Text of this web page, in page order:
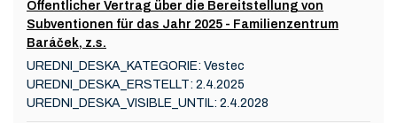
Öffentlicher Vertrag über die Bereitstellung von
Subventionen für das Jahr 2025 - Familienzentrum
Baráček, z.s.
UREDNI_DESKA_KATEGORIE: Vestec
UREDNI_DESKA_ERSTELLT: 2.4.2025
UREDNI_DESKA_VISIBLE_UNTIL: 2.4.2028